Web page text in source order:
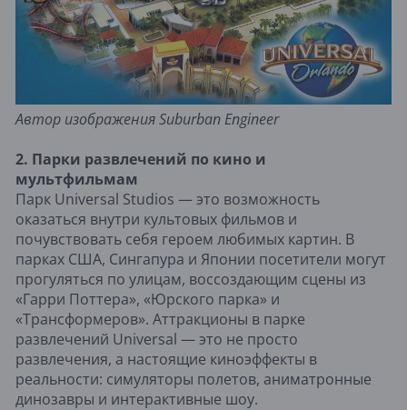
Автор изображения Suburban Engineer
2. Парки развлечений по кино и
мультфильмам
Парк Universal Studios — это возможность
оказаться внутри культовых фильмов и
почувствовать себя героем любимых картин. В
парках США, Сингапура и Японии посетители могут
прогуляться по улицам, воссоздающим сцены из
«Гарри Поттера», «Юрского парка» и
«Трансформеров». Аттракционы в парке
развлечений Universal — это не просто
развлечения, а настоящие киноэффекты в
реальности: симуляторы полетов, аниматронные
динозавры и интерактивные шоу.